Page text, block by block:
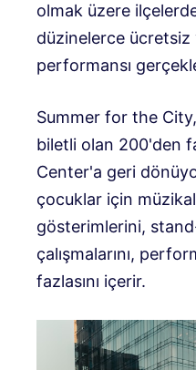
olmak üzere
düzinelerce
performansı
Summer for the
biletli olan 200'den
Center'a geri
çocuklar için müzikal
gösterimlerini,
çalışmalarını,
fazlasını içerir.